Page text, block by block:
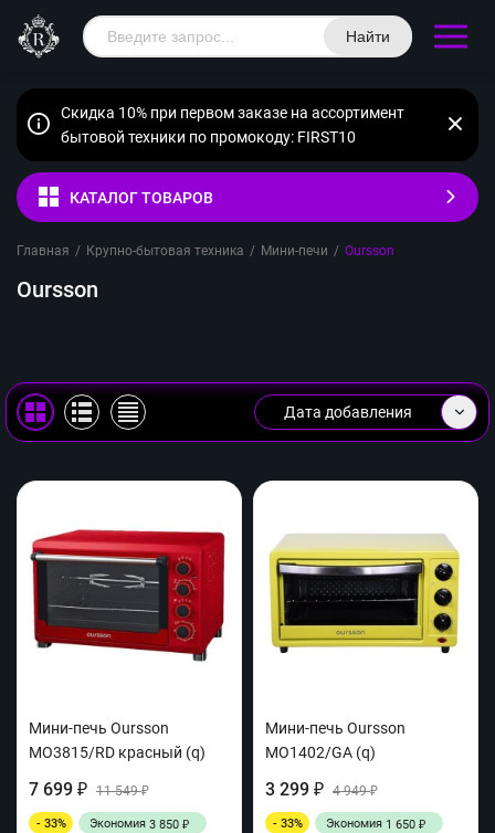
Найти
Скидка 10% при первом заказе на ассортимент
бытовой техники по промокоду: FIRST10
КАТАЛОГ ТОВАРОВ
Главная / Крупно-бытовая техника / Мини-печи / Oursson
Oursson
Дата добавления
Мини-печь Oursson
MO3815/RD красный (q)
7 699 ₽ 11 549₽
- 33% Экономия 3 850 ₽
Мини-печь Oursson
MO1402/GA (q)
3 299 ₽ 4 949₽
- 33% Экономия 1 650 ₽